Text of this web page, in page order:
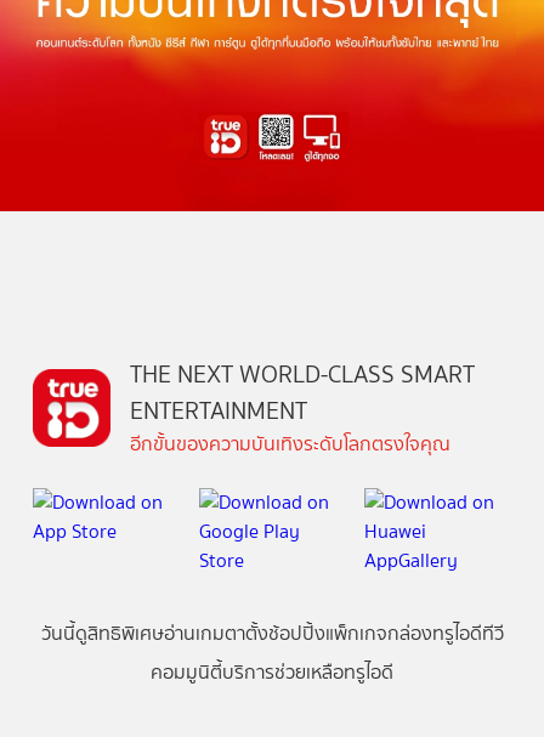
THE NEXT WORLD-CLASS SMART
ENTERTAINMENT
อีกขั้นของความบันเทิงระดับโลกตรงใจคุณ
วันนี้ดูสิทธิพิเศษอ่านเกมตาตั้งช้อปปิ้งแพ็กเกจกล่องทรูไอดีทีวี
คอมมูนิตี้บริการช่วยเหลือทรูไอดี